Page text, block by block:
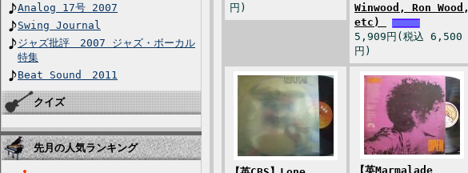
Analog 17号 2007
Swing Journal
ジャズ批評 2007 ジャズ・ボーカル
特集
Beat Sound 2011
クイズ
先月の人気ランキング
円)
Winwood, Ron Wood,
etc)
5,909円(税込 6,500
円)
【英Marmalade